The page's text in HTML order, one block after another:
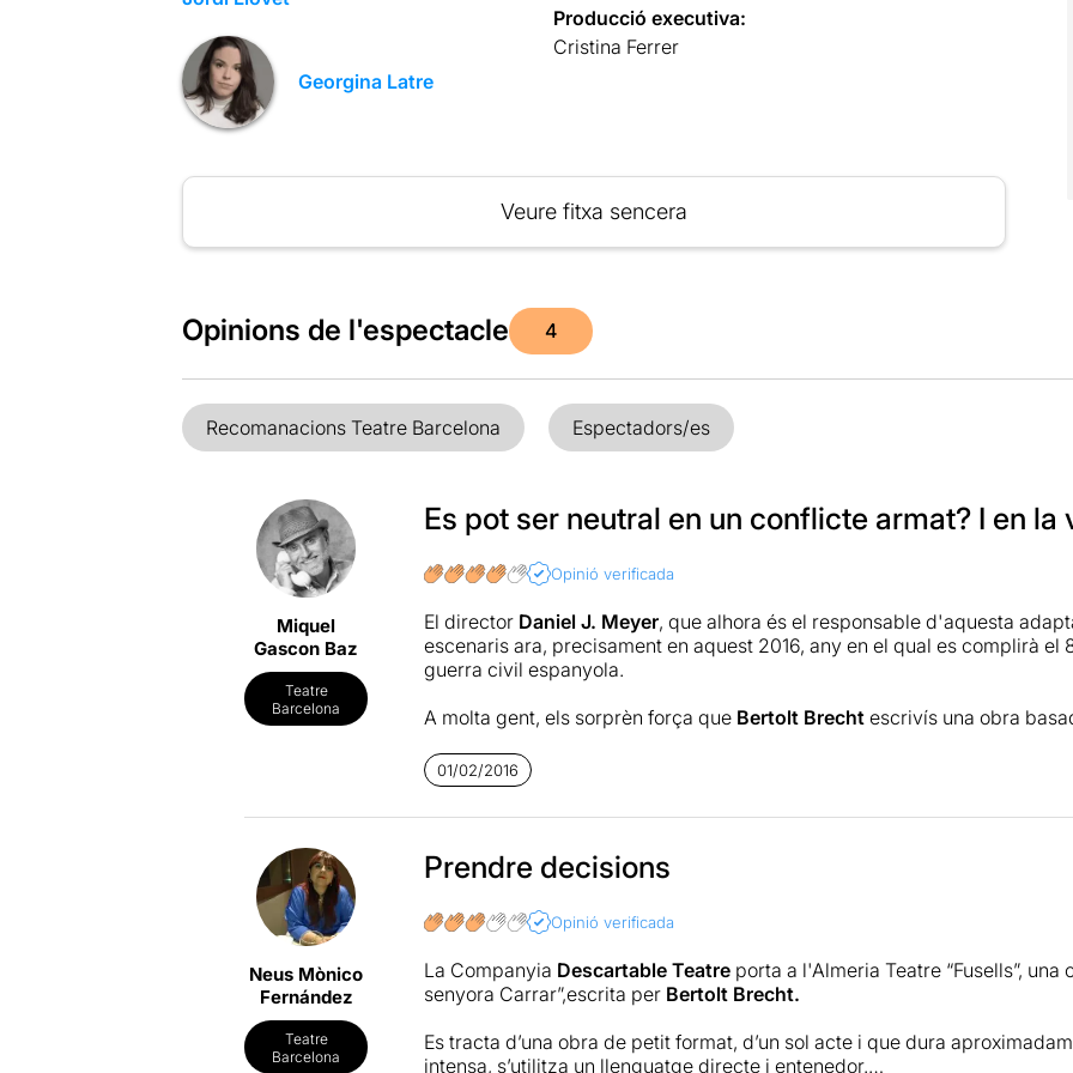
Georgina Latre
Producció executiva:
Cristina Ferrer
Veure fitxa sencera
Opinions de l'espectacle 4
Recomanacions Teatre Barcelona Espectadors/es
Miquel
Gascon Baz
Teatre
Barcelona
Es pot ser neutral en un conflicte armat? I en la
Opinió verificada
El director Daniel J. Meyer, que alhora és el responsable d'aquesta
escenaris ara, precisament en aquest 2016, any en el qual es complirà
guerra civil espanyola.
A molta gent, els sorprèn força que Bertolt Brechtescrivís una obra
contra un govern democràticament elegit i un morien diàriament milers i
Nosaltres hem tingut la sort de poder veure l'obra prèviament a la seva
Ivanow.
Un text curt però amb una intensitat brutal, que segurament Brecht va
curt però directe. Les interpretacions dels seus principals protagonistes
Madaula, Jordi LlovetiGeorgina Latre.
01/02/2016
Neus Mònico
Fernández
Teatre
Barcelona
Prendre decisions
Opinió verificada
La Companyia Descartable Teatreporta a l'Almeria Teatre “Fusells”, una
senyora Carrar”,escrita per Bertolt Brecht.
Es tracta d’una obra de petit format, d’un sol acte i que dura
intensa, s’utilitza un llenguatge directe i entenedor.